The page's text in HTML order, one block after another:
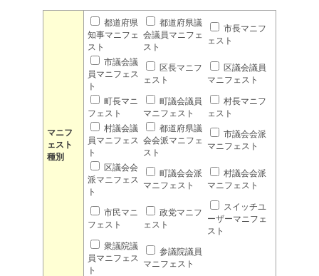
マニフ
ェスト
種別
都道府県
知事マニフェ
スト
都道府県議
会議員マニフェ
スト
市長マニフ
ェスト
市議会議
員マニフェス
ト
区長マニフ
ェスト
区議会議員
マニフェスト
町長マニ
フェスト
町議会議員
マニフェスト
村長マニフ
ェスト
村議会議
員マニフェス
ト
都道府県議
会会派マニフェ
スト
市議会会派
マニフェスト
区議会会
派マニフェス
ト
町議会会派
マニフェスト
村議会会派
マニフェスト
市民マニ
フェスト
政党マニフ
ェスト
スイッチユ
ーザーマニフェ
スト
衆議院議
員マニフェス
ト
参議院議員
マニフェスト